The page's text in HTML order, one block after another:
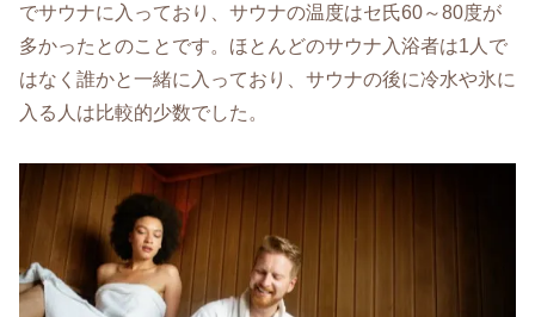
でサウナに入っており、サウナの温度はセ氏60～80度が
多かったとのことです。ほとんどのサウナ入浴者は1人で
はなく誰かと一緒に入っており、サウナの後に冷水や氷に
入る人は比較的少数でした。